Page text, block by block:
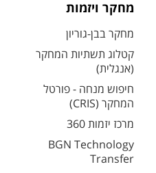
מחקר ויזמות
מחקר בבן-גוריון
קטלוג תשתיות המחקר
(אנגלית)
חיפוש מנחה - פורטל
המחקר (CRIS)
מרכז יזמות 360
BGN Technology
Transfer